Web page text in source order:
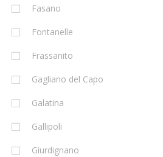
Fasano
Fontanelle
Frassanito
Gagliano del Capo
Galatina
Gallipoli
Giurdignano